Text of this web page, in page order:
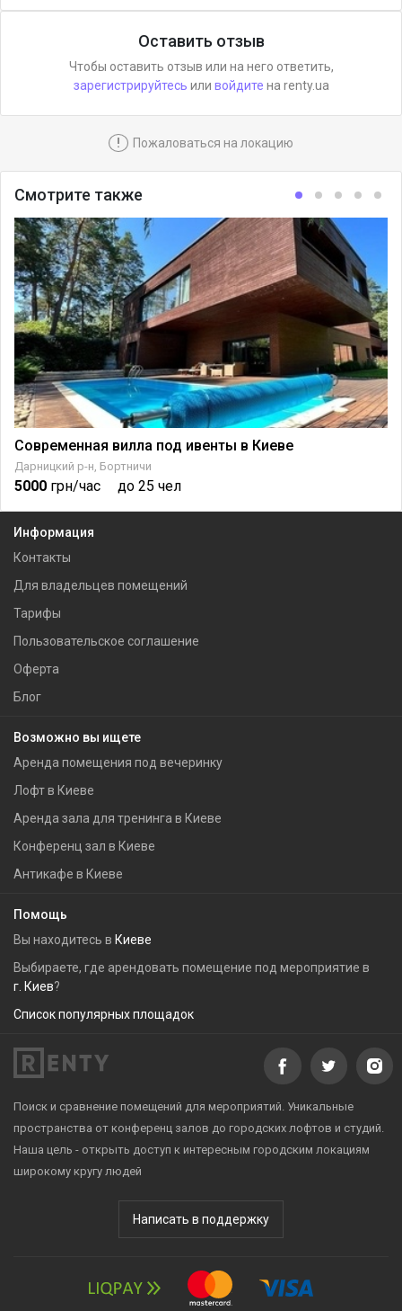
Оставить отзыв
Чтобы оставить отзыв или на него ответить,
зарегистрируйтесь или войдите на renty.ua
! Пожаловаться на локацию
Смотрите также
Современная вилла под ивенты в Киеве
Дарницкий р-н, Бортничи
5000 грн/час до 25 чел
Информация
Контакты
Для владельцев помещений
Тарифы
Пользовательское соглашение
Оферта
Блог
Возможно вы ищете
Аренда помещения под вечеринку
Лофт в Киеве
Аренда зала для тренинга в Киеве
Конференц зал в Киеве
Антикафе в Киеве
Помощь
Вы находитесь в Киеве
Выбираете, где арендовать помещение под мероприятие в
г. Киев?
Список популярных площадок
Поиск и сравнение помещений для мероприятий. Уникальные
пространства от конференц залов до городских лофтов и студий.
Наша цель - открыть доступ к интересным городским локациям
широкому кругу людей
Написать в поддержку